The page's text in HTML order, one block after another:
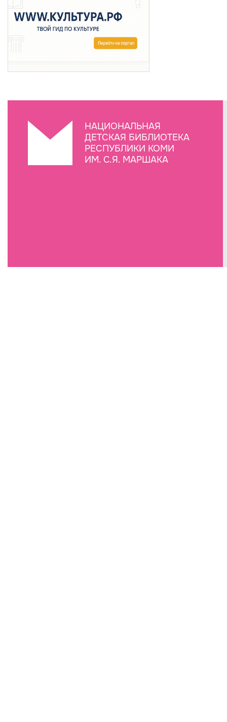
НАЦИОНАЛЬНАЯ
ДЕТСКАЯ БИБЛИОТЕКА
РЕСПУБЛИКИ КОМИ
ИМ. С.Я. МАРШАКА